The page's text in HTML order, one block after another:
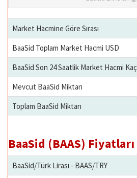
Market Hacmine Göre Sırası
BaaSid Toplam Market Hacmi USD
BaaSid Son 24 Saatlik Market Hacmi
Mevcut BaaSid Miktarı
Toplam BaaSid Miktarı
BaaSid (BAAS) Fiyatları
BaaSid/Türk Lirası - BAAS/TRY